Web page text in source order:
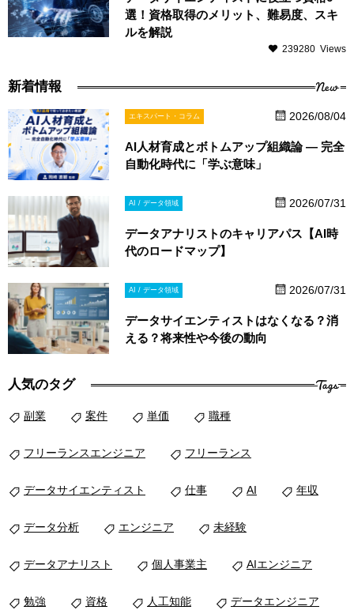
選！資格取得のメリット、難易度、スキ
ルを解説
239280 Views
新着情報 New
エキスパート・コラム 2026/08/04
AI人材育成とボトムアップ組織論 ― 完全
自動化時代に「学ぶ意味」
AI / データ領域 2026/07/31
データアナリストのキャリアパス【AI時
代のロードマップ】
AI / データ領域 2026/07/31
データサイエンティストはなくなる？消
える？将来性や今後の動向
人気のタグ Tags
副業 案件 単価 職種
フリーランスエンジニア フリーランス
データサイエンティスト 仕事 AI 年収
データ分析 エンジニア 未経験
データアナリスト 個人事業主 AIエンジニア
勉強 資格 人工知能 データエンジニア